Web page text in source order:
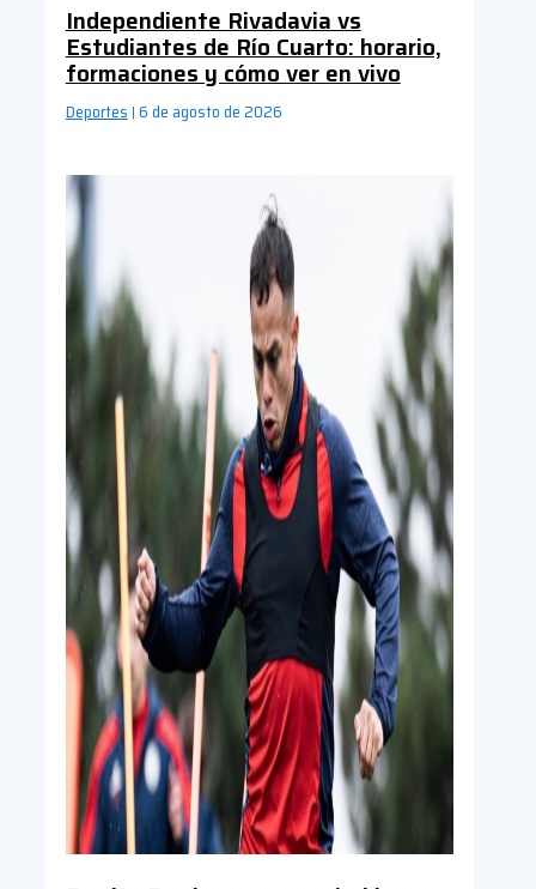
Independiente Rivadavia vs
Estudiantes de Río Cuarto: horario,
formaciones y cómo ver en vivo
Deportes | 6 de agosto de 2026